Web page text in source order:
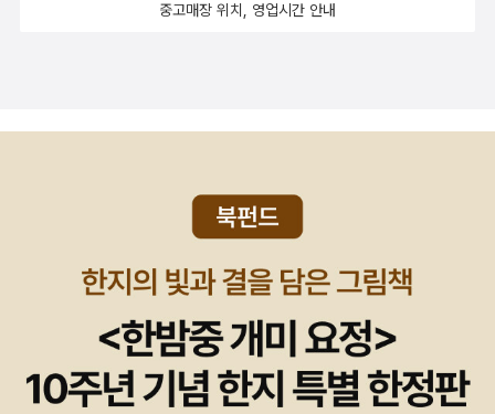
이라 절대 뺏기고 싶지 않다고 말하는 소설이 못내 궁금하다. 파
중고매장 위치, 영업시간 안내